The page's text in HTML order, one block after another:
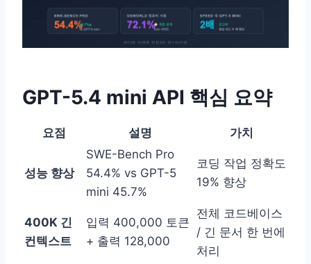
GPT-5.4 mini API 핵심 요약
요점 설명 가치
성능 향상
SWE-Bench Pro
54.4% vs GPT-5
mini 45.7%
코딩 작업 정확도
19% 향상
400K 긴
컨텍스트
입력 400,000 토큰
+ 출력 128,000
전체 코드베이스
/ 긴 문서 한 번에
처리